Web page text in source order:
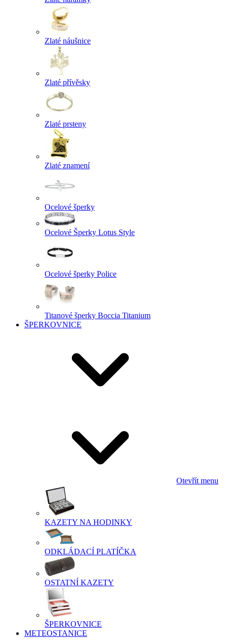
Zlaté náušnice
Zlaté přívěsky
Zlaté prsteny
Zlaté znamení
Ocelové šperky
Ocelové Šperky Lotus Style
Ocelové šperky Police
Titanové šperky Boccia Titanium
ŠPERKOVNICE
Otevřít menu
KAZETY NA HODINKY
ODKLÁDACÍ PLATÍČKA
OSTATNÍ KAZETY
ŠPERKOVNICE
METEOSTANICE